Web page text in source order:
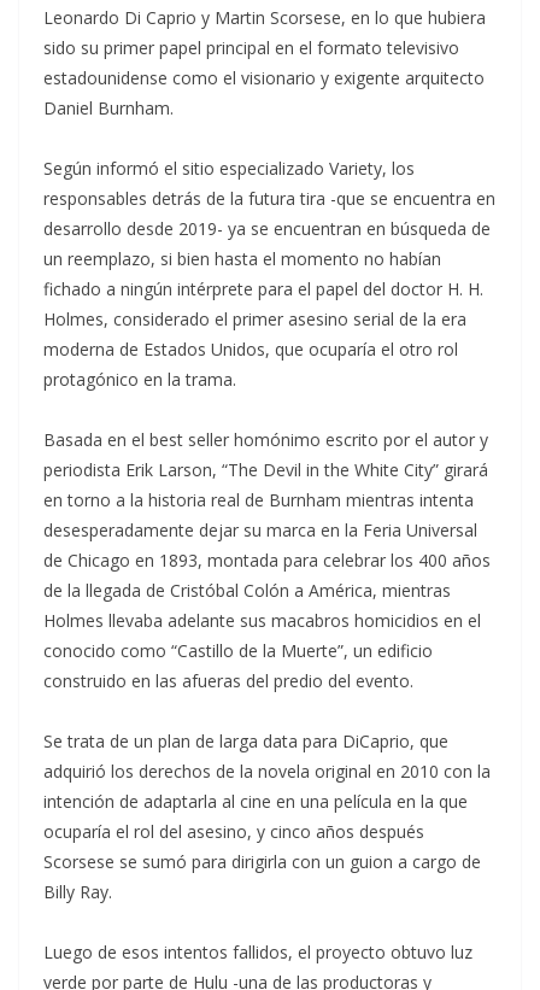
Leonardo Di Caprio y Martin Scorsese, en lo que hubiera
sido su primer papel principal en el formato televisivo
estadounidense como el visionario y exigente arquitecto
Daniel Burnham.
Según informó el sitio especializado Variety, los
responsables detrás de la futura tira -que se encuentra en
desarrollo desde 2019- ya se encuentran en búsqueda de
un reemplazo, si bien hasta el momento no habían
fichado a ningún intérprete para el papel del doctor H. H.
Holmes, considerado el primer asesino serial de la era
moderna de Estados Unidos, que ocuparía el otro rol
protagónico en la trama.
Basada en el best seller homónimo escrito por el autor y
periodista Erik Larson, “The Devil in the White City” girará
en torno a la historia real de Burnham mientras intenta
desesperadamente dejar su marca en la Feria Universal
de Chicago en 1893, montada para celebrar los 400 años
de la llegada de Cristóbal Colón a América, mientras
Holmes llevaba adelante sus macabros homicidios en el
conocido como “Castillo de la Muerte”, un edificio
construido en las afueras del predio del evento.
Se trata de un plan de larga data para DiCaprio, que
adquirió los derechos de la novela original en 2010 con la
intención de adaptarla al cine en una película en la que
ocuparía el rol del asesino, y cinco años después
Scorsese se sumó para dirigirla con un guion a cargo de
Billy Ray.
Luego de esos intentos fallidos, el proyecto obtuvo luz
verde por parte de Hulu -una de las productoras y